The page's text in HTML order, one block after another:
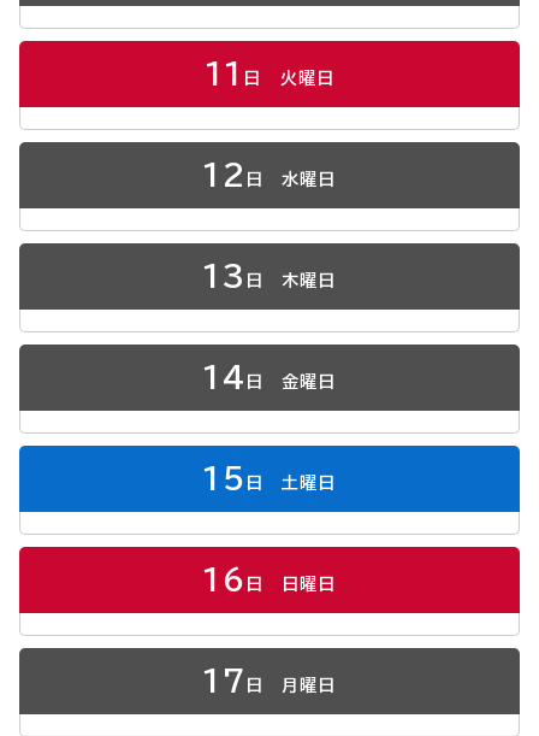
11 日 火曜日
12 日 水曜日
13 日 木曜日
14 日 金曜日
15 日 土曜日
16 日 日曜日
17 日 月曜日